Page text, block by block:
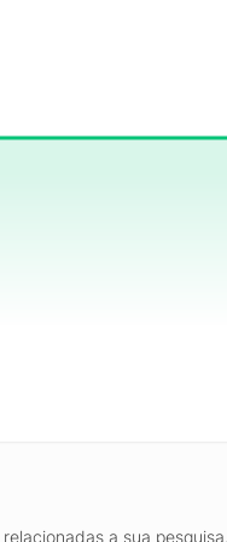
a sua